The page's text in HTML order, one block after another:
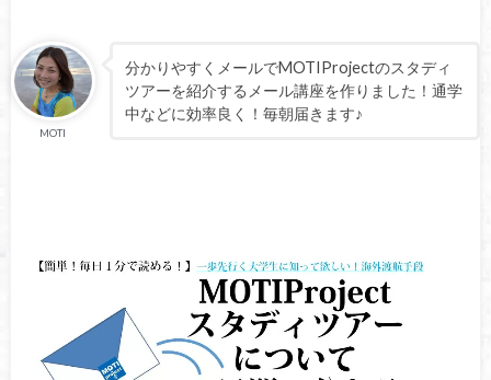
MOTI
分かりやすくメールでMOTIProjectのスタディ
ツアーを紹介するメール講座を作りました！通学
中などに効率良く！毎朝届きます♪